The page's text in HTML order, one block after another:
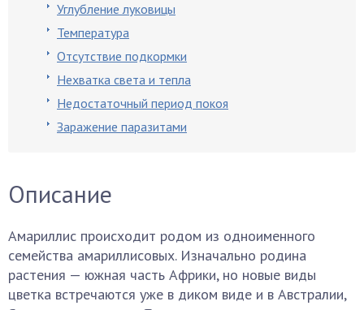
Углубление луковицы
Температура
Отсутствие подкормки
Нехватка света и тепла
Недостаточный период покоя
Заражение паразитами
Описание
Амариллис происходит родом из одноименного
семейства амариллисовых. Изначально родина
растения — южная часть Африки, но новые виды
цветка встречаются уже в диком виде и в Австралии,